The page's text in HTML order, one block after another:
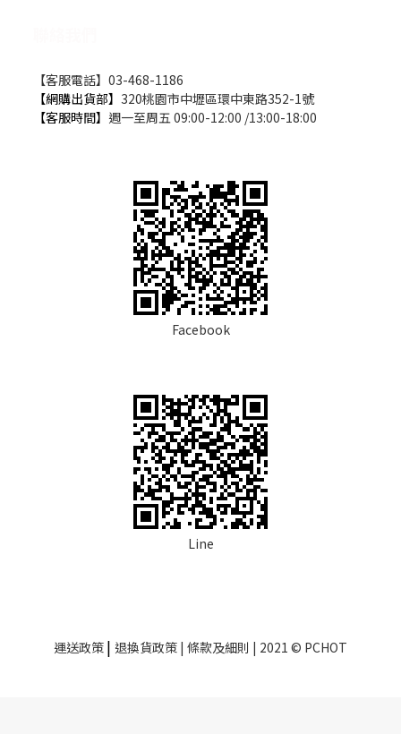
【客服電話】03-468-1186
【網購出貨部】 320桃園市中壢區環中東路352-1號
【客服時間】 週一至周五 09:00-12:00 /13:00-18:00
Facebook
Line
運送政策 | 退換貨政策 | 條款及細則 | 2021 © PCHOT